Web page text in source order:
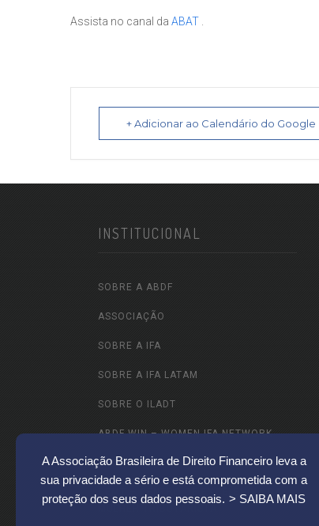
A Associação Brasileira de Direito Financeiro leva a
sua privacidade a sério e está comprometida com a
proteção dos seus dados pessoais. > SAIBA MAIS
Assista no canal da ABAT
+ Adicionar ao Calendário do Google
INSTITUCIONAL
SOBRE A ABDF
ASSOCIAÇÃO
SOBRE A IFA
SOBRE A IFA LATAM
SOBRE O ILADT
ABDF WIN – WOMEN IFA NETWORK
ABDF JOVEM
CEMT – CENTRO DE EXCELÊNCIA DA
MULHER TRIBUTARISTA